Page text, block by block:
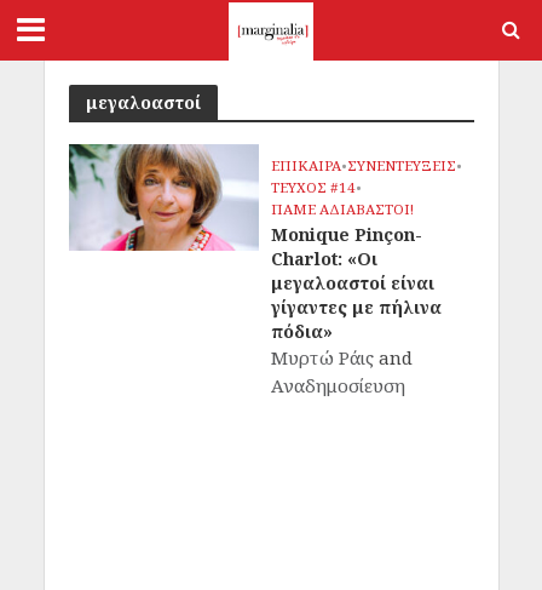
μεγαλοαστοί
ΕΠΙΚΑΙΡΑ•ΣΥΝΕΝΤΕΥΞΕΙΣ•
ΤΕΥΧΟΣ #14•
ΠΑΜΕ ΑΔΙΑΒΑΣΤΟΙ!
Monique Pinçon-
Charlot: «Οι
μεγαλοαστοί είναι
γίγαντες με πήλινα
πόδια»
Μυρτώ Ράις and
Αναδημοσίευση